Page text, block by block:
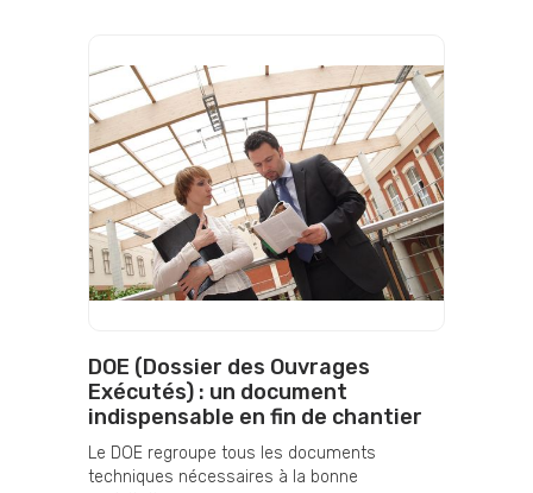
DOE (Dossier des Ouvrages
Exécutés) : un document
indispensable en fin de chantier
Le DOE regroupe tous les documents
techniques nécessaires à la bonne